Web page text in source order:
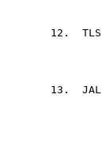
12. TLS
13. JAL